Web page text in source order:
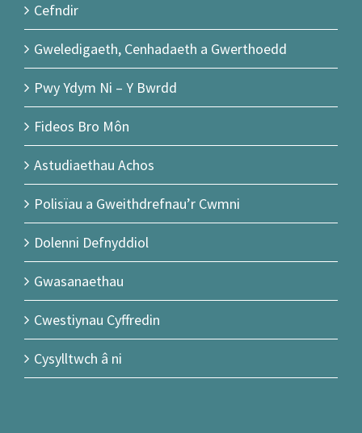
Cefndir
Gweledigaeth, Cenhadaeth a Gwerthoedd
Pwy Ydym Ni – Y Bwrdd
Fideos Bro Môn
Astudiaethau Achos
Polisïau a Gweithdrefnau’r Cwmni
Dolenni Defnyddiol
Gwasanaethau
Cwestiynau Cyffredin
Cysylltwch â ni